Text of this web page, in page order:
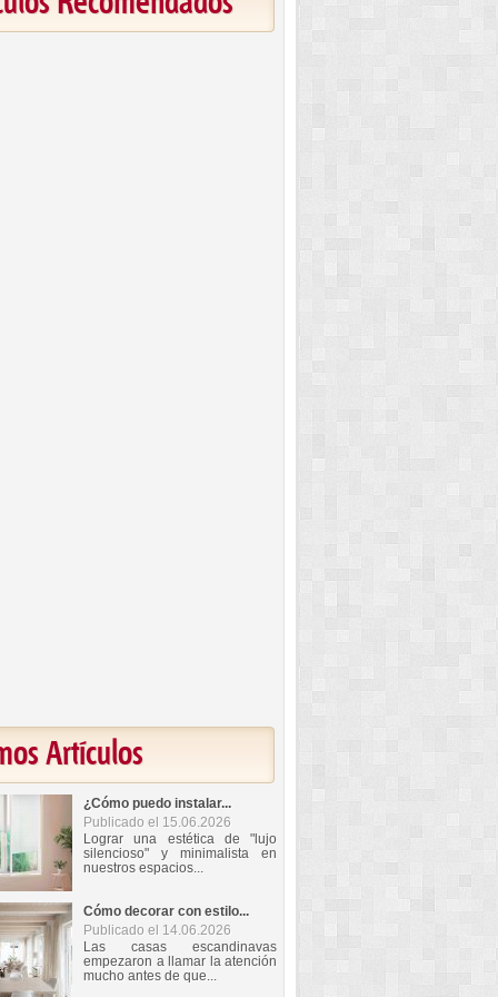
Artículos
¿Cómo puedo instalar...
Publicado el 15.06.2026
Lograr una estética de "lujo
silencioso" y minimalista en
nuestros espacios...
Cómo decorar con estilo...
Publicado el 14.06.2026
Las casas escandinavas
empezaron a llamar la atención
mucho antes de que...